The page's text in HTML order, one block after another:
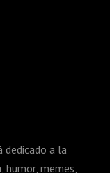
dedicado a la
memes,